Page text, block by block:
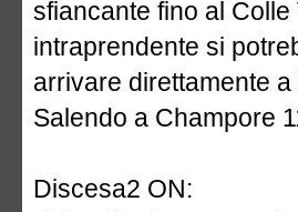
sfiancante fino al
intraprendente si
arrivare direttamente
Salendo a Champore
Discesa2 ON: